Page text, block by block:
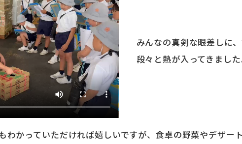
みんなの真剣な眼差しに
段々と熱が入ってきました
わかっていただければ嬉しいですが、食卓の野菜やデザー